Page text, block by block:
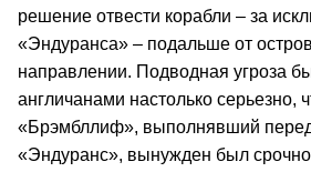
решение отвести корабли – за
«Эндуранса» – подальше от
направлении. Подводная угроза
англичанами настолько серьезно,
«Брэмбллиф», выполнявший
«Эндуранс», вынужден был